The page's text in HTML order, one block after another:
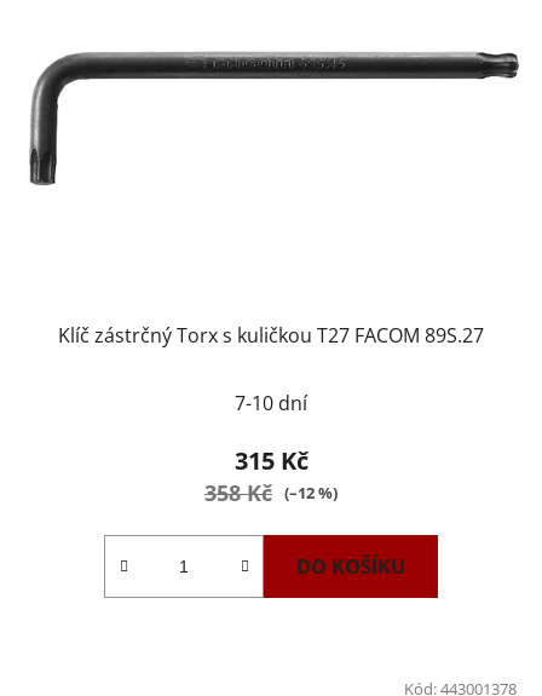
Klíč zástrčný Torx s kuličkou T27 FACOM 89S.27
7-10 dní
315 Kč
358 Kč (–12 %)
DO KOŠÍKU
Kód:443001378